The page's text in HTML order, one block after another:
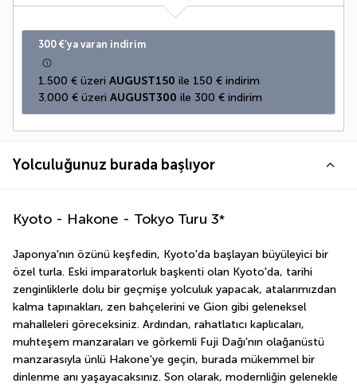
300 €’ya varan indirim
1.500 € üzeri AUGUST150 ile 150 € indirim
3.000 € üzeri AUGUST300 ile 300 € indirim
Yolculuğunuz burada başlıyor
Kyoto - Hakone - Tokyo Turu 3*
Japonya'nın özünü keşfedin, Kyoto'da başlayan büyüleyici bir
özel turla. Eski imparatorluk başkenti olan Kyoto'da, tarihi
zenginliklerle dolu bir geçmişe yolculuk yapacak, atalarımızdan
kalma tapınakları, zen bahçelerini ve Gion gibi geleneksel
mahalleleri göreceksiniz. Ardından, rahatlatıcı kaplıcaları,
muhteşem manzaraları ve görkemli Fuji Dağı'nın olağanüstü
manzarasıyla ünlü Hakone'ye geçin, burada mükemmel bir
dinlenme anı yaşayacaksınız. Son olarak, modernliğin gelenekle